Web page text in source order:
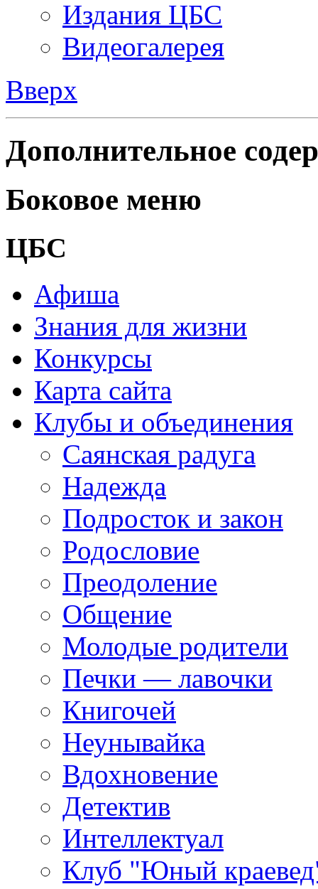
Издания ЦБС
Видеогалерея
Вверх
Дополнительное
Боковое меню
ЦБС
Афиша
Знания для жизни
Конкурсы
Карта сайта
Клубы и объединения
Саянская радуга
Надежда
Подросток и закон
Родословие
Преодоление
Общение
Молодые родители
Печки — лавочки
Книгочей
Неунывайка
Вдохновение
Детектив
Интеллектуал
Клуб "Юный